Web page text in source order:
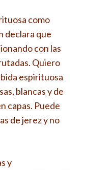
como
declara que
con las
Quiero
espirituosa
blancas y de
capas. Puede
de jerez y no
y